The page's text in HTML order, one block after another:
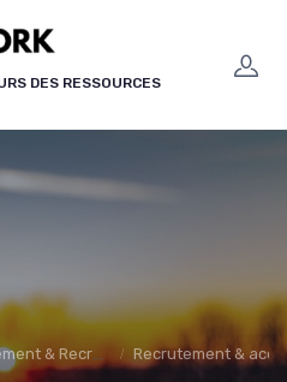
DES RESSOURCES
& Recrutement Recrutement &